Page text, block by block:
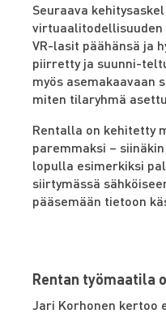
Seuraava
virtuaalitodellisuuden
VR-lasit päähänsä ja
piirretty ja suunni-
myös asemakaavaan
miten tilaryhmä
Rentalla on kehitetty
paremmaksi –
lopulla esimerkiksi
siirtymässä
pääsemään tietoon
Rentan työmaatila
Jari Korhonen kertoo